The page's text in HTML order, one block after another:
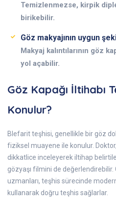
Temizlenmezse, kirpik
birikebilir.
Göz makyajının uygun
Makyaj kalıntılarının göz
yol açabilir.
Göz Kapağı İltihabı
Konulur?
Blefarit teşhisi, genellikle bir göz
fiziksel muayene ile konulur.
dikkatlice inceleyerek iltihap
gözyaşı filmini de değerlendirebilir.
uzmanları, teşhis sürecinde
kullanarak doğru teşhis sağlarlar.